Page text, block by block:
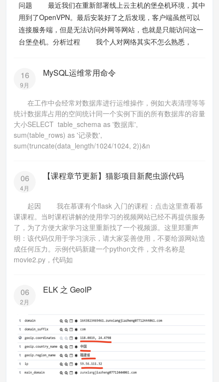
问题 最近我们在重新部署线上云主机的堡垒机环境，其中
用到了OpenVPN。最后安装好了之后发现，客户端虽然可以
连接服务端，但是无法访问外网等网站，也就是只能访问这一
台堡垒机。分析过程 我个人对网络其实不怎么熟悉，
16
9月
MySQL运维常用命令
在工作中会经常对数据库进行运维操作，例如大表清理等等
统计数据库占用的空间统计同一个实例下面的所有数据库的容量
大小SELECT table_schema as '数据库',
sum(table_rows) as '记录数',
sum(truncate(data_length/1024/1024, 2))&n
06
4月
【课程章节更新】猫影项目新爬虫源代码
起因 我在慕课有个flask 入门的课程：点击这里查看慕
课课程。当时课程讲解的使用学习的视频网站已经不再提供服务
了，为了方便大家学习这里重新找了一个视频源。这里郑重声
明：该代码仅用于学习演示，请大家妥善使用，不要给源网站造
成任何压力。示例代码新建一个python文件，文件名称是
movie2.py，代码如
06
2月
ELK 之 GeoIP